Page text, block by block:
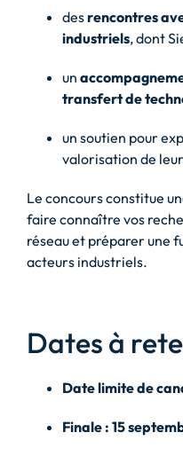
desrencontres
industriels, dont
un
transfert de
un soutien pour
valorisation de
Le concours constitue
faire connaître vos
réseau et préparer une
acteurs industriels.
Dates à
Date limite de
Finale : 15